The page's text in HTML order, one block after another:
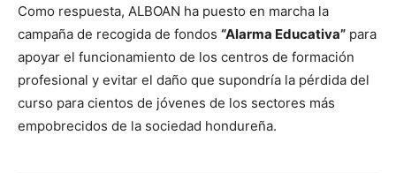
Como respuesta, ALBOAN ha puesto en marcha la
campaña de recogida de fondos “Alarma Educativa” para
apoyar el funcionamiento de los centros de formación
profesional y evitar el daño que supondría la pérdida del
curso para cientos de jóvenes de los sectores más
empobrecidos de la sociedad hondureña.